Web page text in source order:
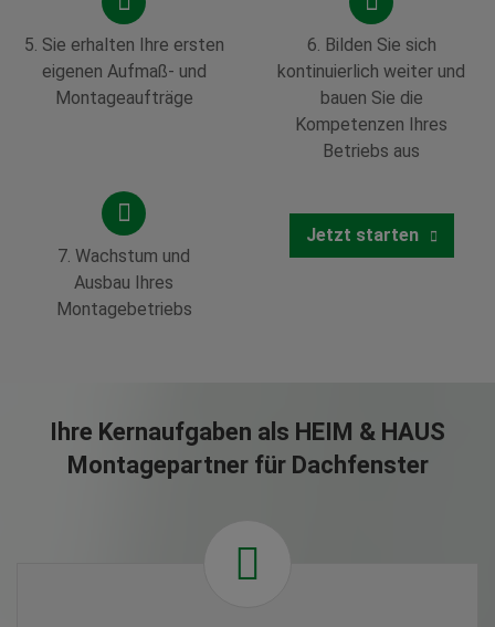
5. Sie erhalten Ihre ersten
eigenen Aufmaß- und
Montageaufträge
6. Bilden Sie sich
kontinuierlich weiter und
bauen Sie die
Kompetenzen Ihres
Betriebs aus
7. Wachstum und
Ausbau Ihres
Montagebetriebs
Jetzt starten
Ihre Kernaufgaben als HEIM & HAUS
Montagepartner für Dachfenster